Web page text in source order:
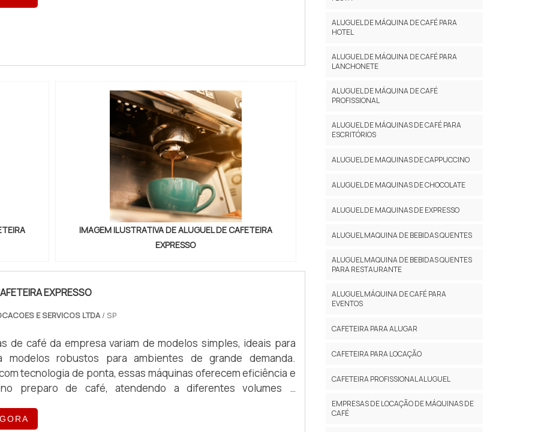
IMAGEM ILUSTRATIVA DE ALUGUEL DE CAFETEIRA
EXPRESSO
EXPRESSO
E SERVICOS LTDA/ SP
de café da empresa variam de modelos simples, ideais para
modelos robustos para ambientes de grande demanda.
tecnologia de ponta, essas máquinas oferecem eficiência e
no preparo de café, atendendo a diferentes volumes e
ALUGUEL DE MÁQUINA DE CAFÉ PARA
HOTEL
ALUGUEL DE MÁQUINA DE CAFÉ PARA
LANCHONETE
ALUGUEL DE MÁQUINA DE CAFÉ
PROFISSIONAL
ALUGUEL DE MÁQUINAS DE CAFÉ PARA
ESCRITÓRIOS
ALUGUEL DE MAQUINAS DE CAPPUCCINO
ALUGUEL DE MAQUINAS DE CHOCOLATE
ALUGUEL DE MAQUINAS DE EXPRESSO
ALUGUEL MAQUINA DE BEBIDAS QUENTES
ALUGUEL MAQUINA DE BEBIDAS QUENTES
PARA RESTAURANTE
ALUGUEL MÁQUINA DE CAFÉ PARA
EVENTOS
CAFETEIRA PARA ALUGAR
CAFETEIRA PARA LOCAÇÃO
CAFETEIRA PROFISSIONAL ALUGUEL
EMPRESAS DE LOCAÇÃO DE MÁQUINAS DE
CAFÉ